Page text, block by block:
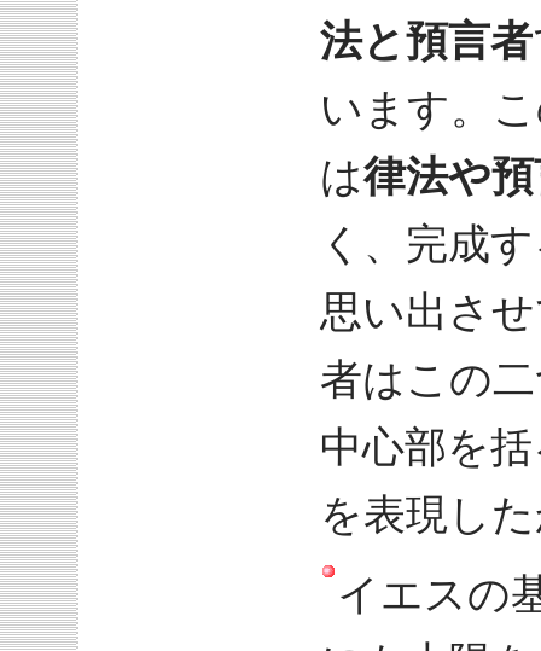
法と預言者
います。
は律法や
く、完成
思い出さ
者はこの
中心部を
を表現し
イエスの